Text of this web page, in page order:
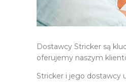
Dostawcy Stricker są
oferujemy naszym
Stricker i jego dostawcy